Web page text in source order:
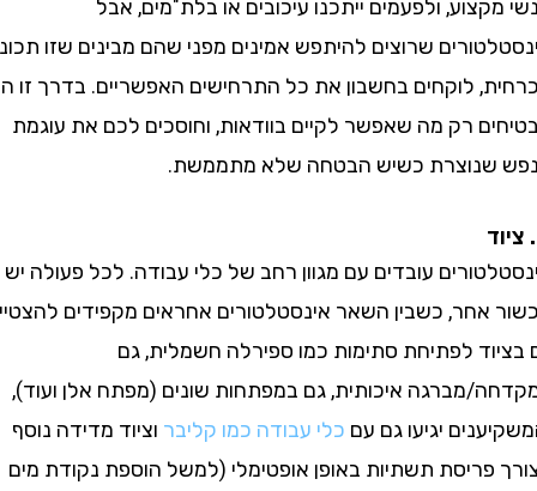
ולפעמים ייתכנו עיכובים או בלת"מים, אבל
שרוצים להיתפש אמינים מפני שהם מבינים שזו תכונה
לוקחים בחשבון את כל התרחישים האפשריים. בדרך זו הם
רק מה שאפשר לקיים בוודאות, וחוסכים לכם את עוגמת
כשיש הבטחה שלא מתממשת.
עובדים עם מגוון רחב של כלי עבודה. לכל פעולה יש
כשבין השאר אינסטלטורים אחראים מקפידים להצטייד
לפתיחת סתימות כמו ספירלה חשמלית, גם
מברגה איכותית, גם במפתחות שונים (מפתח אלן ועוד),
יגיעו גם עםכלי עבודה כמו קליברוציוד מדידה נוסף
תשתיות באופן אופטימלי (למשל הוספת נקודת מים